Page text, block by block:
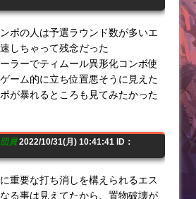
ポの人は予選ラウンド数が多いエ
しちゃって残念だった
ラーでティムール異形化コンボ使
ーム的に立ち位置悪そうに見えた
が暴れるところも見てみたかった
員2022/10/31(月) 10:41:41 ID：
重要な打ち消しを構えられるエス
る事は見えてたから、置物破壊が